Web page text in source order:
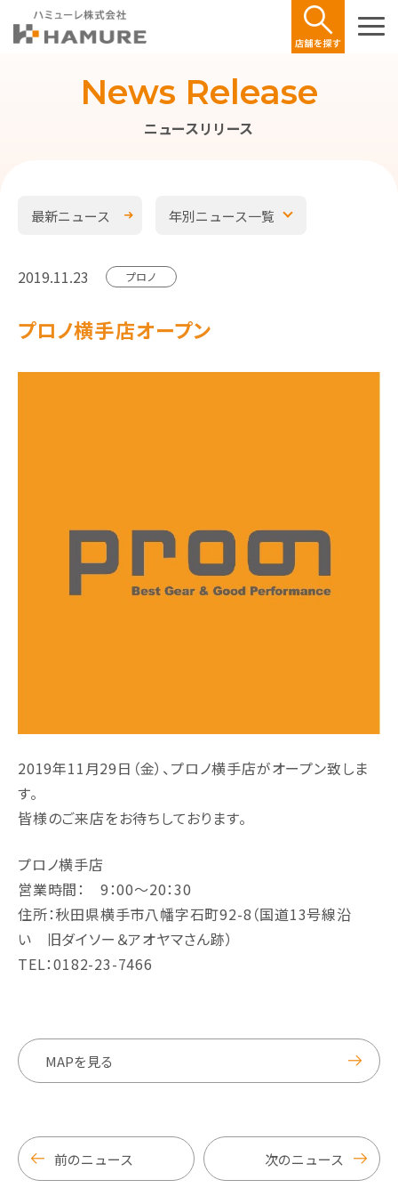
ニュースリリース
News Release
最新ニュース 年別ニュース一覧
2019.11.23 プロノ
プロノ横手店オープン
2019年11月29日（金）、プロノ横手店がオープン致しま
す。
皆様のご来店をお待ちしております。
プロノ横手店
営業時間： 9：00～20：30
住所：秋田県横手市八幡字石町92-8（国道13号線沿
い 旧ダイソー＆アオヤマさん跡）
TEL：0182-23-7466
MAPを見る
前のニュース 次のニュース